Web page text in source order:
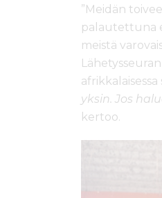
”Meidän
palautettuna
meistä
yksin. Jos
kertoo.